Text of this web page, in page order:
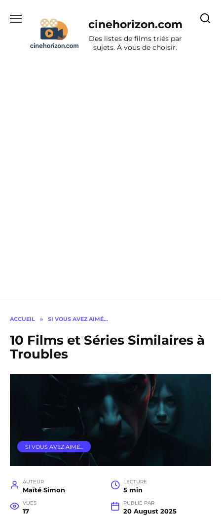
cinehorizon.com
Des listes de films triés par
sujets. À vous de choisir.
ACCUEIL » SI VOUS AVEZ AIMÉ…
10 Films et Séries Similaires à
Troubles
SI VOUS AVEZ AIMÉ…
AUTEUR
Maïté Simon
LECTURE
5 min
VUES
17
PUBLIÉ PAR
20 August 2025